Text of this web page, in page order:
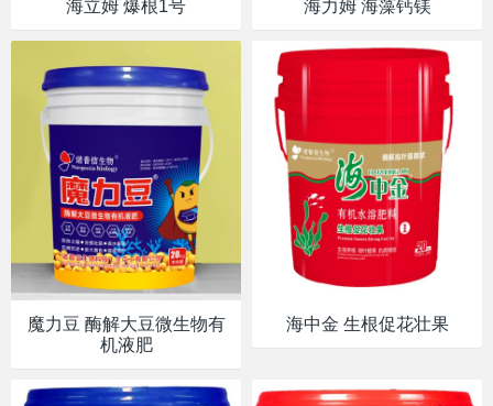
海立姆 爆根1号 海力姆 海藻钙镁
魔力豆 酶解大豆微生物有
机液肥
海中金 生根促花壮果